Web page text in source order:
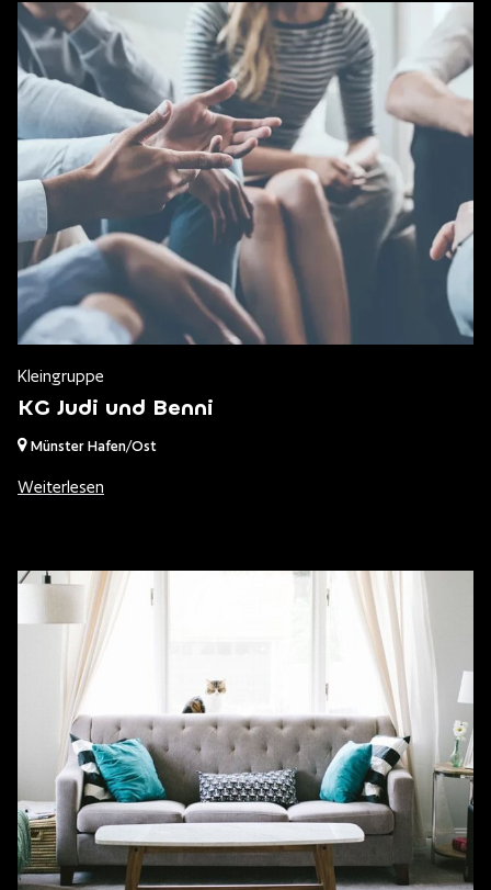
Kleingruppe
KG Judi und Benni
Münster Hafen/Ost
Weiterlesen